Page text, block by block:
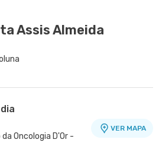
Assis Almeida
Oncologia D'Or -
VER MAPA